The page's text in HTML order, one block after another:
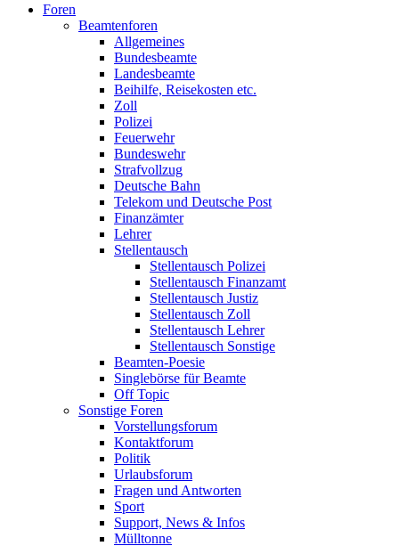
Foren
Beamtenforen
Allgemeines
Bundesbeamte
Landesbeamte
Beihilfe, Reisekosten etc.
Zoll
Polizei
Feuerwehr
Bundeswehr
Strafvollzug
Deutsche Bahn
Telekom und Deutsche Post
Finanzämter
Lehrer
Stellentausch
Stellentausch Polizei
Stellentausch Finanzamt
Stellentausch Justiz
Stellentausch Zoll
Stellentausch Lehrer
Stellentausch Sonstige
Beamten-Poesie
Singlebörse für Beamte
Off Topic
Sonstige Foren
Vorstellungsforum
Kontaktforum
Politik
Urlaubsforum
Fragen und Antworten
Sport
Support, News & Infos
Mülltonne